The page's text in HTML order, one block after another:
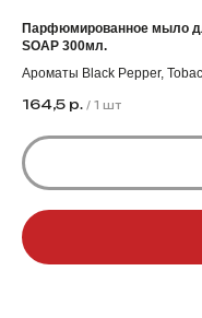
Парфюмированное мыло
SOAP 300мл.
Ароматы Black Pepper,
Цена действует при заказе
164,5 р. / 1 шт